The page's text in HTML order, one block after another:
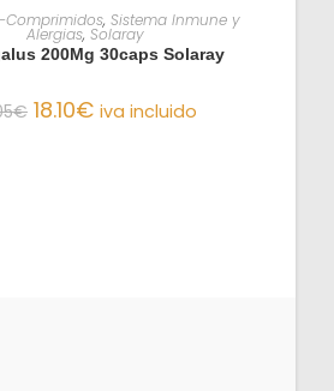
AÑADIR AL CARRITO
Comprimidos, Sistema Inmune y
Alergias, Solaray
200Mg 30caps Solaray
€ 18.10€ iva incluido